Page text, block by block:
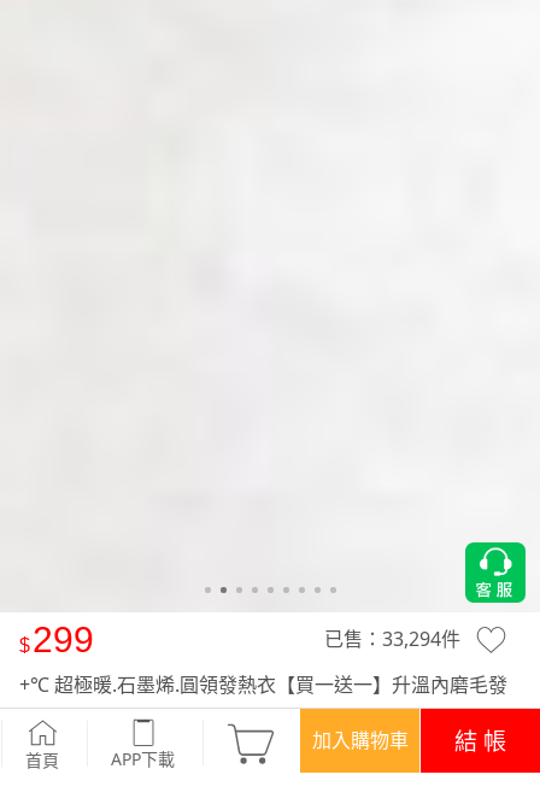
首頁 APP下載
加入購物車 結 帳
299 已售： 33,294件
+℃ 超極暖.石墨烯.圓領發熱衣【買一送一】升溫內磨毛發
熱衣-童裝
-深藍